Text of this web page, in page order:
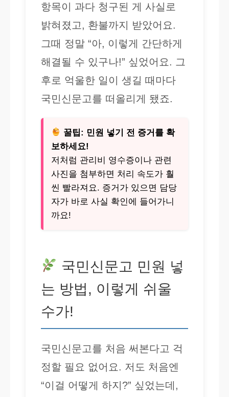
항목이 과다 청구된 게 사실로
밝혀졌고, 환불까지 받았어요.
그때 정말 “아, 이렇게 간단하게
해결될 수 있구나!” 싶었어요. 그
후로 억울한 일이 생길 때마다
국민신문고를 떠올리게 됐죠.
꿀팁: 민원 넣기 전 증거를 확
보하세요!
저처럼 관리비 영수증이나 관련
사진을 첨부하면 처리 속도가 훨
씬 빨라져요. 증거가 있으면 담당
자가 바로 사실 확인에 들어가니
까요!
국민신문고 민원 넣
는 방법, 이렇게 쉬울
수가!
국민신문고를 처음 써본다고 걱
정할 필요 없어요. 저도 처음엔
“이걸 어떻게 하지?” 싶었는데,